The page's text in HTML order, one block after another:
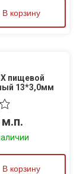
В корзину
пищевой
13*3,0мм
м.п.
В корзину